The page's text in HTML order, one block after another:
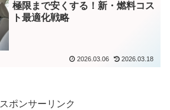
極限まで安くする！新・燃料コス
ト最適化戦略
2026.03.06 2026.03.18
スポンサーリンク